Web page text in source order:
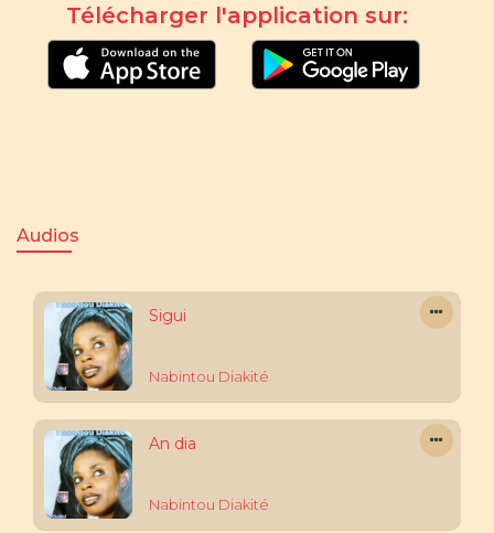
Télécharger l'application sur:
Audios
Sigui
Nabintou Diakité
An dia
Nabintou Diakité